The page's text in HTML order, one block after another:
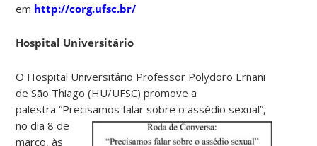
em http://corg.ufsc.br/
Hospital Universitário
O Hospital Universitário Professor Polydoro Ernani
de São Thiago (HU/UFSC) promove a
palestra “Precisamos falarsobre o assédio sexual”,
no dia 8 de
março, às